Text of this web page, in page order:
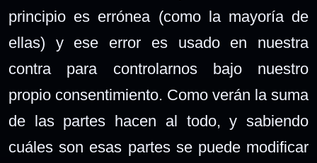
principio es errónea (como la mayoría de
ellas) y ese error es usado en nuestra
contra para controlarnos bajo nuestro
propio consentimiento. Como verán la suma
de las partes hacen al todo, y sabiendo
cuáles son esas partes se puede modificar